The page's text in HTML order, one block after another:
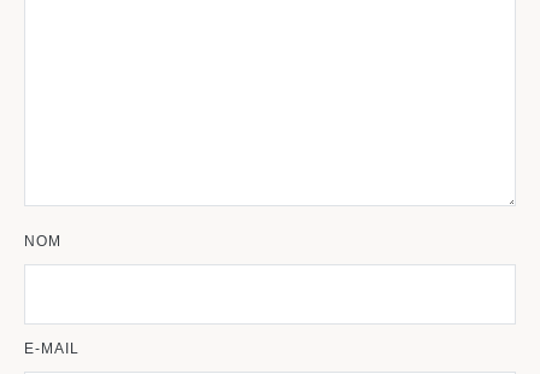
NOM
E-MAIL